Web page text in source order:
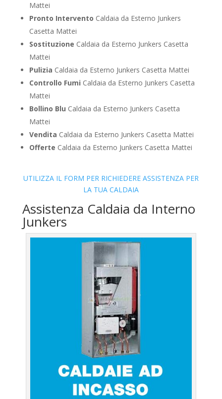
Mattei
Pronto Intervento Caldaia da Esterno Junkers
Casetta Mattei
Sostituzione Caldaia da Esterno Junkers Casetta
Mattei
Pulizia Caldaia da Esterno Junkers Casetta Mattei
Controllo Fumi Caldaia da Esterno Junkers Casetta
Mattei
Bollino Blu Caldaia da Esterno Junkers Casetta
Mattei
Vendita Caldaia da Esterno Junkers Casetta Mattei
Offerte Caldaia da Esterno Junkers Casetta Mattei
UTILIZZA IL FORM PER RICHIEDERE ASSISTENZA PER
LA TUA CALDAIA
Assistenza Caldaia da Interno
Junkers